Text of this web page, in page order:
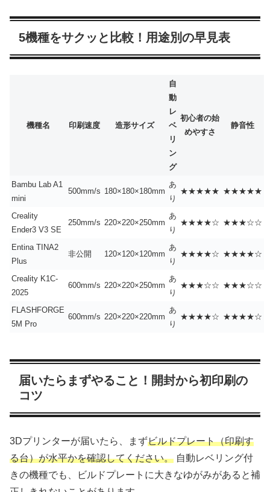
5機種をサクッと比較！用途別の早見表
機種名 印刷速度 造形サイズ
自
動
レ
ベ
リ
ン
グ
初心者の始
めやすさ
静音性
Bambu Lab A1
mini
500mm/s 180×180×180mm
あ
り
★★★★★ ★★★★★
Creality
Ender3 V3 SE
250mm/s 220×220×250mm
あ
り
★★★★☆ ★★★☆☆
Entina TINA2
Plus
非公開 120×120×120mm
あ
り
★★★★☆ ★★★★☆
Creality K1C-
2025
600mm/s 220×220×250mm
あ
り
★★★☆☆ ★★★☆☆
FLASHFORGE
5M Pro
600mm/s 220×220×220mm
あ
り
★★★★☆ ★★★★☆
届いたらまずやること！開封から初印刷の
コツ
3Dプリンターが届いたら、まずビルドプレート（印刷す
る台）が水平かを確認してください。 自動レベリング付
きの機種でも、ビルドプレートに大きなゆがみがあると補